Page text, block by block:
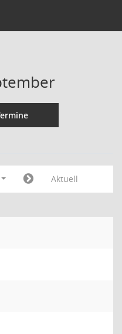
Aktuell